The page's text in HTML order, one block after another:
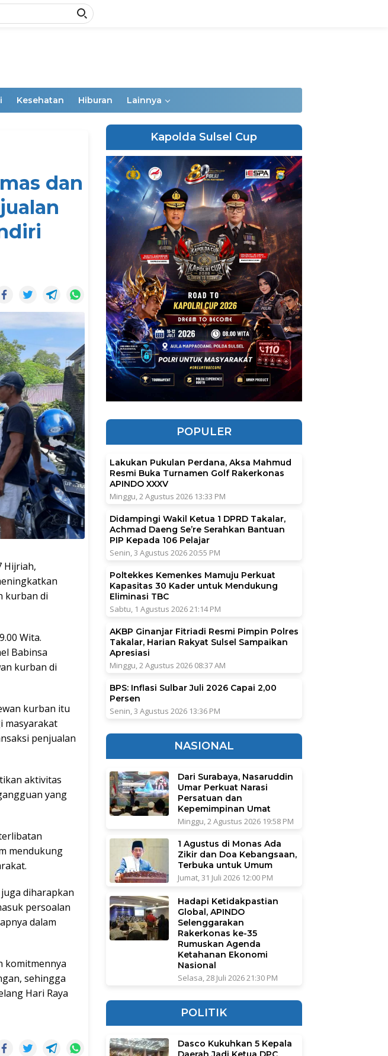
Kesehatan Hiburan Lainnya
dan
Hijriah,
kurban di
Wita.
Babinsa
kurban di
kurban itu
masyarakat
penjualan
aktivitas
yang
mendukung
diharapkan
persoalan
dalam
komitmennya
sehingga
Hari Raya
Kapolda Sulsel Cup
POPULER
Lakukan Pukulan Perdana, Aksa Mahmud
Resmi Buka Turnamen Golf Rakerkonas
APINDO XXXV
Minggu, 2 Agustus 2026 13:33 PM
Didampingi Wakil Ketua 1 DPRD Takalar,
Achmad Daeng Se’re Serahkan Bantuan
PIP Kepada 106 Pelajar
Senin, 3 Agustus 2026 20:55 PM
Poltekkes Kemenkes Mamuju Perkuat
Kapasitas 30 Kader untuk Mendukung
Eliminasi TBC
Sabtu, 1 Agustus 2026 21:14 PM
AKBP Ginanjar Fitriadi Resmi Pimpin Polres
Takalar, Harian Rakyat Sulsel Sampaikan
Apresiasi
Minggu, 2 Agustus 2026 08:37 AM
BPS: Inflasi Sulbar Juli 2026 Capai 2,00
Persen
Senin, 3 Agustus 2026 13:36 PM
NASIONAL
Dari Surabaya, Nasaruddin
Umar Perkuat Narasi
Persatuan dan
Kepemimpinan Umat
Minggu, 2 Agustus 2026 19:58 PM
1 Agustus di Monas Ada
Zikir dan Doa Kebangsaan,
Terbuka untuk Umum
Jumat, 31 Juli 2026 12:00 PM
Hadapi Ketidakpastian
Global, APINDO
Selenggarakan
Rakerkonas ke-35
Rumuskan Agenda
Ketahanan Ekonomi
Nasional
Selasa, 28 Juli 2026 21:30 PM
POLITIK
Dasco Kukuhkan 5 Kepala